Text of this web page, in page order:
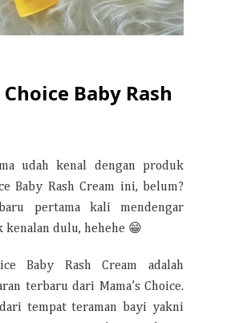
Choice Baby Rash
udah kenal dengan produk
Baby Rash Cream ini, belum?
pertama kali mendengar
kenalan dulu, hehehe 😁
Baby Rash Cream adalah
terbaru dari Mama’s Choice.
tempat teraman bayi yakni